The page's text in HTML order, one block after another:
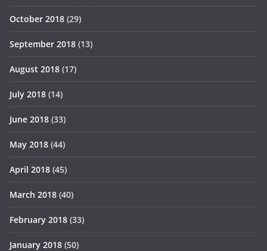
October 2018 (29)
September 2018 (13)
August 2018 (17)
July 2018 (14)
June 2018 (33)
May 2018 (44)
April 2018 (45)
March 2018 (40)
February 2018 (33)
January 2018 (50)